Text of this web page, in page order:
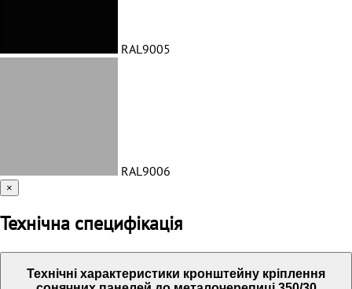
RAL9005
RAL9006
×
Технічна специфікація
Технічні характеристики кронштейну кріплення